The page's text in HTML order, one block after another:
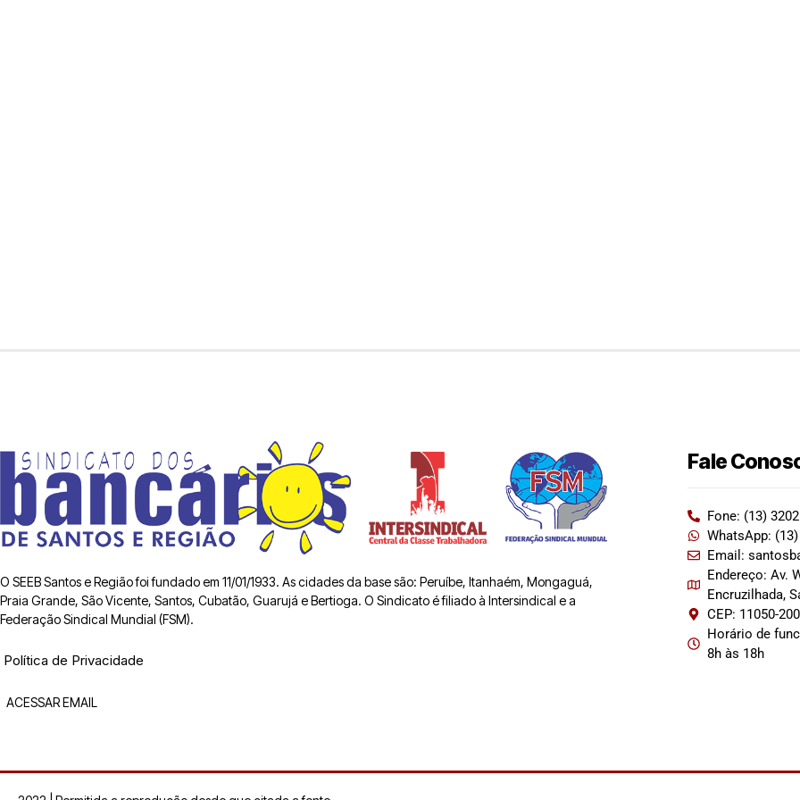
O SEEB Santos e Região foi fundado em 11/01/1933. As cidades da base são: Peruíbe, Itanhaém, Mongaguá,
Praia Grande, São Vicente, Santos, Cubatão, Guarujá e Bertioga. O Sindicato é filiado à Intersindical e a
Federação Sindical Mundial (FSM).
Política de Privacidade
ACESSAR EMAIL
Fale
Fone: (13)
WhatsApp:
Email:
Endereço: Av.
Encruzilhada,
CEP: 11050-200
Horário de
8h às 18h